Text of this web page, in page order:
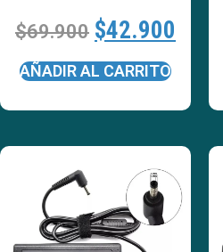
$69.900 $42.900
AÑADIR AL CARRITO